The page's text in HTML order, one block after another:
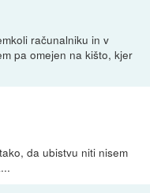
računalniku in v
pa omejen na kišto, kjer
da ubistvu niti nisem